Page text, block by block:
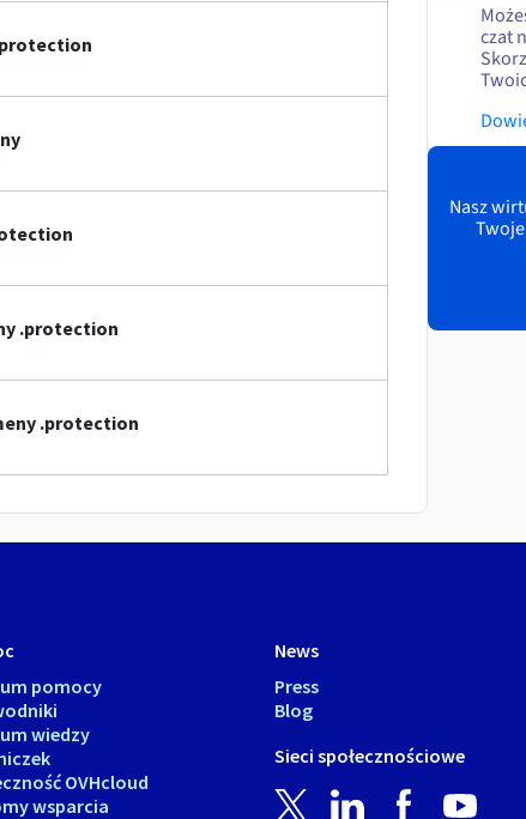
.protection
.protection
czat
Nasz
pomocy
wiedzy
OVHcloud
wsparcia
News
Press
Blog
Sieci społecznościowe